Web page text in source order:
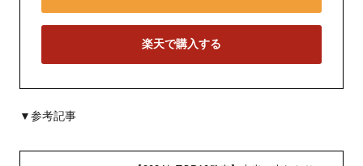
楽天で購入する
▼参考記事